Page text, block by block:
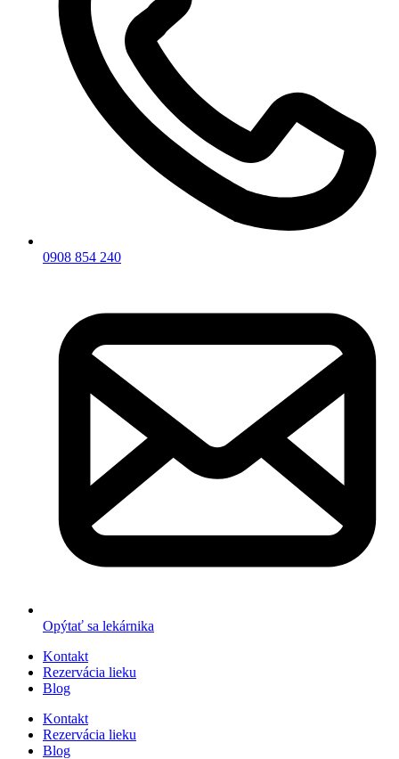
0908 854 240
Opýtať sa lekárnika
Kontakt
Rezervácia lieku
Blog
Kontakt
Rezervácia lieku
Blog